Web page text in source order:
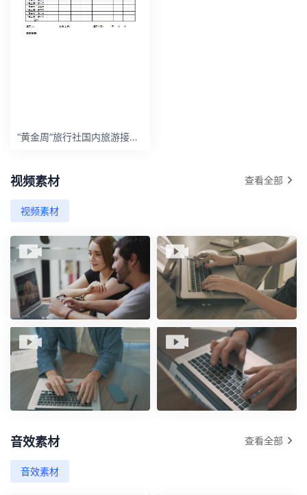
“黄金周”旅行社国内旅游接待情况汇总表
视频素材 查看全部
视频素材
同事们在会议上评论营销机构 在计算机上工作的女孩的手
音效素材 查看全部
音效素材